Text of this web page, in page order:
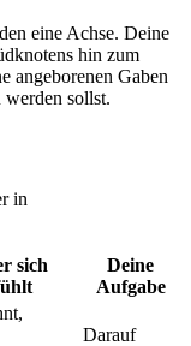
eine Achse. Deine
hin zum
angeborenen Gaben
sollst.
in
sich
Deine
Aufgabe
Darauf